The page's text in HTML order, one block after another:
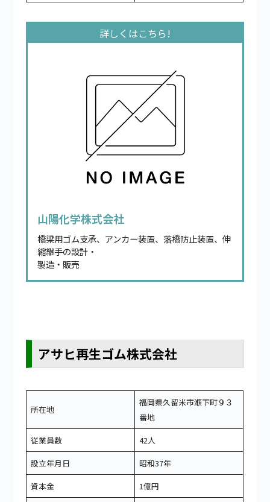
山陽化学株式会社
橋梁用ゴム支承、アンカー装置、落橋防止装置、伸
縮継手の設計・
製造・販売
アサヒ再生ゴム株式会社
所在地
福岡県久留米市瀬下町９３
番地
従業員数
42人
設立年月日
昭和37年
資本金
1億円